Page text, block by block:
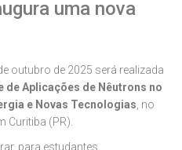
uma nova
outubro de 2025 será realizada
de Aplicações de Nêutrons no
e Novas Tecnologias , no
Curitiba (PR).
para estudantes,